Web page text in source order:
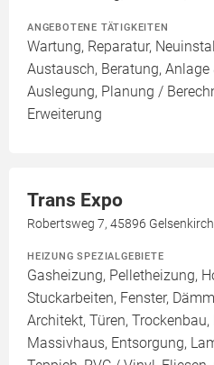
ANGEBOTENE TÄTIGKEITEN
Wartung, Reparatur,
Austausch, Beratung,
Auslegung, Planung /
Erweiterung
Trans Expo
Robertsweg 7, 45896
HEIZUNG SPEZIALGEBIETE
Gasheizung, Pelletheizung,
Stuckarbeiten, Fenster,
Architekt, Türen,
Massivhaus, Entsorgung,